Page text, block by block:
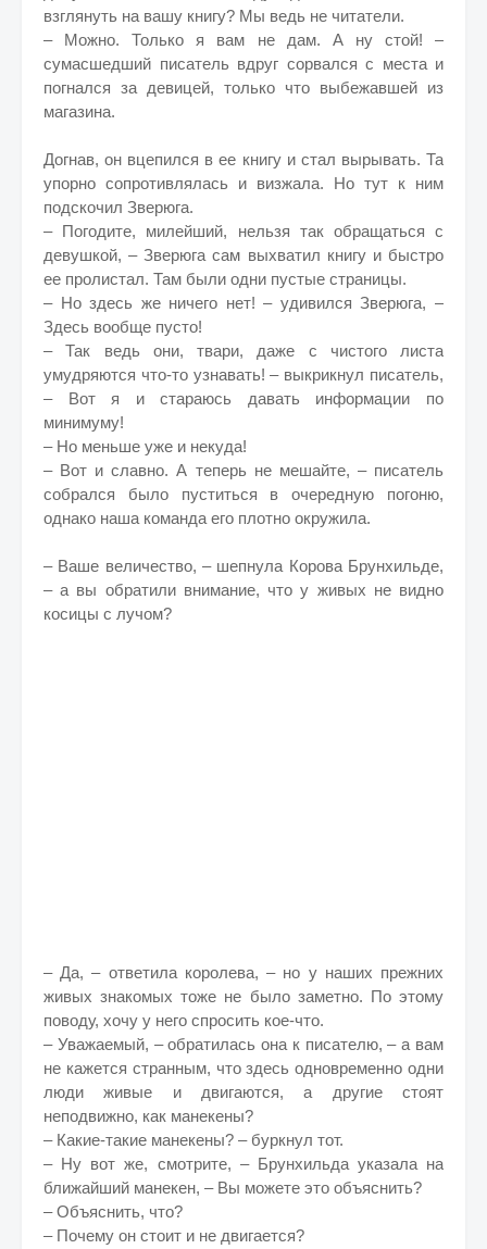
взглянуть на вашу книгу? Мы ведь не читатели.
– Можно. Только я вам не дам. А ну стой! –
сумасшедший писатель вдруг сорвался с места и
погнался за девицей, только что выбежавшей из
магазина.
Догнав, он вцепился в ее книгу и стал вырывать. Та
упорно сопротивлялась и визжала. Но тут к ним
подскочил Зверюга.
– Погодите, милейший, нельзя так обращаться с
девушкой, – Зверюга сам выхватил книгу и быстро
ее пролистал. Там были одни пустые страницы.
– Но здесь же ничего нет! – удивился Зверюга, –
Здесь вообще пусто!
– Так ведь они, твари, даже с чистого листа
умудряются что-то узнавать! – выкрикнул писатель,
– Вот я и стараюсь давать информации по
минимуму!
– Но меньше уже и некуда!
– Вот и славно. А теперь не мешайте, – писатель
собрался было пуститься в очередную погоню,
однако наша команда его плотно окружила.
– Ваше величество, – шепнула Корова Брунхильде,
– а вы обратили внимание, что у живых не видно
косицы с лучом?
– Да, – ответила королева, – но у наших прежних
живых знакомых тоже не было заметно. По этому
поводу, хочу у него спросить кое-что.
– Уважаемый, – обратилась она к писателю, – а вам
не кажется странным, что здесь одновременно одни
люди живые и двигаются, а другие стоят
неподвижно, как манекены?
– Какие-такие манекены? – буркнул тот.
– Ну вот же, смотрите, – Брунхильда указала на
ближайший манекен, – Вы можете это объяснить?
– Объяснить, что?
– Почему он стоит и не двигается?